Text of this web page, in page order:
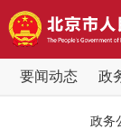
要闻动态 政
政务